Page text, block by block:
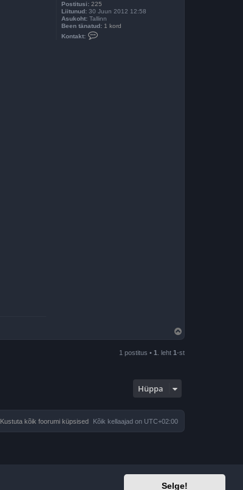
Selge!
Postitusi: 225
Liitunud: 30 Juun 2012 12:58
Asukoht: Tallinn
Been tänatud: 1 kord
Kontakt:
l
s
1 postitus • 1 . leht 1-st
Hüppa
Kõik kellaajad on UTC+02:00
Kustuta kõik foorumi küpsised